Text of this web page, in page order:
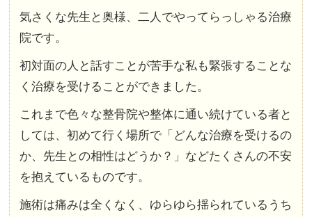
気さくな先生と奥様、二人でやってらっしゃる治療
院です。
初対面の人と話すことが苦手な私も緊張することな
く治療を受けることができました。
これまで色々な整骨院や整体に通い続けている者と
しては、初めて行く場所で「どんな治療を受けるの
か、先生との相性はどうか？」などたくさんの不安
を抱えているものです。
施術は痛みは全くなく、ゆらゆら揺られているうち